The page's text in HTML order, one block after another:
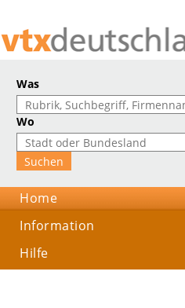
Was
Wo
Home
Information
Hilfe